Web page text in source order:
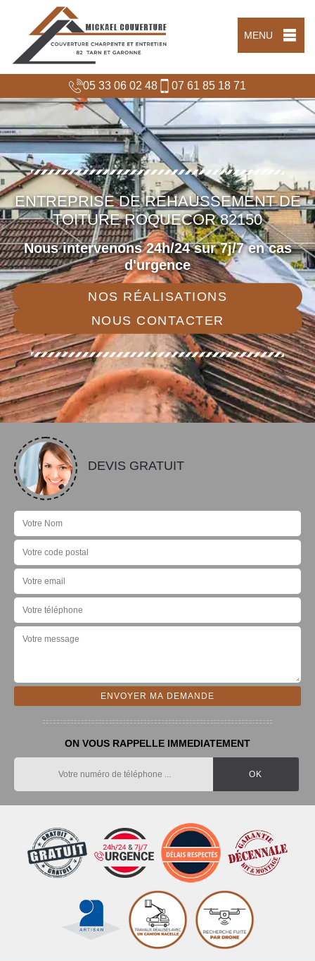
MENU
05 33 06 02 48 07 61 85 18 71
ENTREPRISE DE REHAUSSEMENT DE
TOITURE ROQUECOR 82150
Nous intervenons 24h/24 sur 7j/7 en cas
d'urgence
NOS RÉALISATIONS
NOUS CONTACTER
DEVIS GRATUIT
ON VOUS RAPPELLE IMMEDIATEMENT